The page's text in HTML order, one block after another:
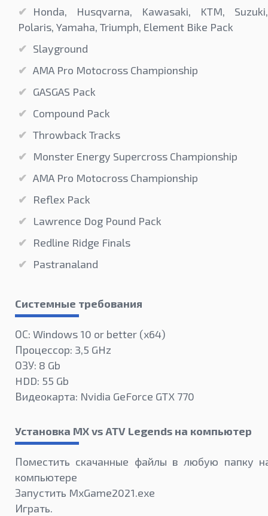
Honda, Husqvarna, Kawasaki, KTM, Suzuki,
Polaris, Yamaha, Triumph, Element Bike Pack
Slayground
AMA Pro Motocross Championship
GASGAS Pack
Compound Pack
Throwback Tracks
Monster Energy Supercross Championship
AMA Pro Motocross Championship
Reflex Pack
Lawrence Dog Pound Pack
Redline Ridge Finals
Pastranaland
Системные требования
ОС: Windows 10 or better (х64)
Процессор: 3,5 GHz
ОЗУ: 8 Gb
HDD: 55 Gb
Видеокарта: Nvidia GeForce GTX 770
Установка MX vs ATV Legends на компьютер
Поместить скачанные файлы в любую папку
компьютере
Запустить MxGame2021.exe
Играть.